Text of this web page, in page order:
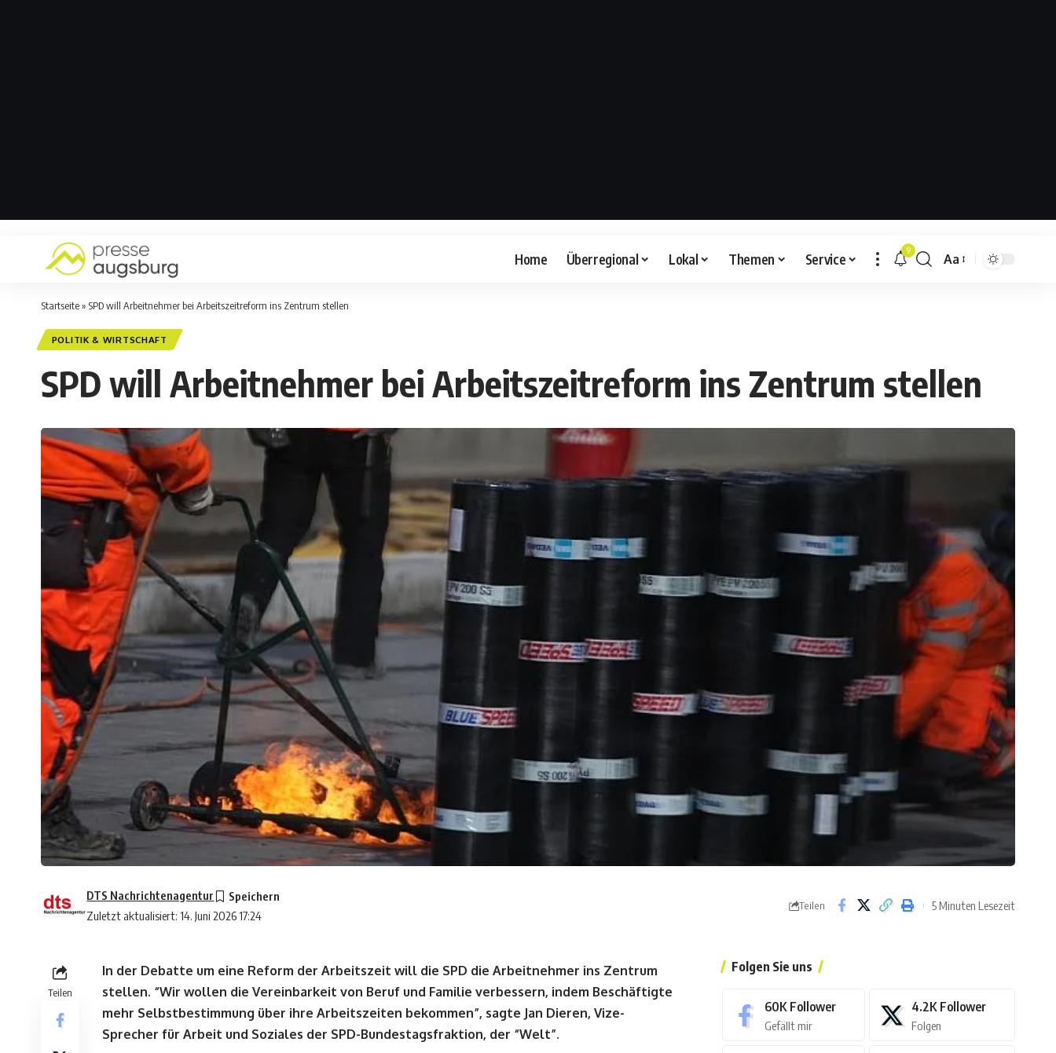
Home Überregional Lokal Themen Service 9
Aa
Startseite» SPD will Arbeitnehmer bei Arbeitszeitreform ins Zentrum stellen
POLITIK & WIRTSCHAFT
SPD will Arbeitnehmer bei Arbeitszeitreform ins Zentrum stellen
Zuletzt aktualisiert: 14. Juni 2026 17:24
DTS Nachrichtenagentur
Teilen 5 Minuten Lesezeit
Teilen
In der Debatte um eine Reform der Arbeitszeit will die SPD die Arbeitnehmer ins Zentrum
stellen. “Wir wollen die Vereinbarkeit von Beruf und Familie verbessern, indem Beschäftigte
mehr Selbstbestimmung über ihre Arbeitszeiten bekommen”, sagte Jan Dieren, Vize-
Sprecher für Arbeit und Soziales der SPD-Bundestagsfraktion, der “Welt”.
Folgen Sie uns
60K Follower
Gefällt mir
4.2K Follower
Folgen